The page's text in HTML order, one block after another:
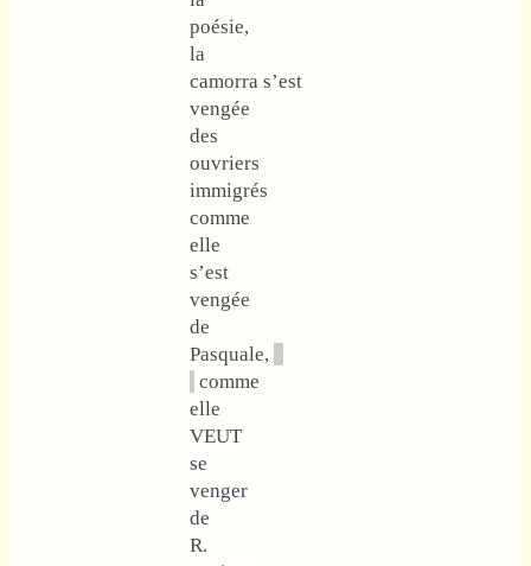
poésie,
la
camorra s’est
vengée
des
ouvriers
immigrés
comme
elle
s’est
vengée
de
Pasquale,
comme
elle
VEUT
se
venger
de
R.